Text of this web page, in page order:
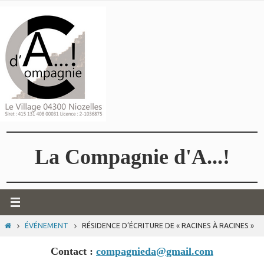
contenu
La Compagnie d'A...!
HOMEÉVÉNEMENT RÉSIDENCE D’ÉCRITURE DE « RACINES À RACINES »
Contact : compagnieda@gmail.com